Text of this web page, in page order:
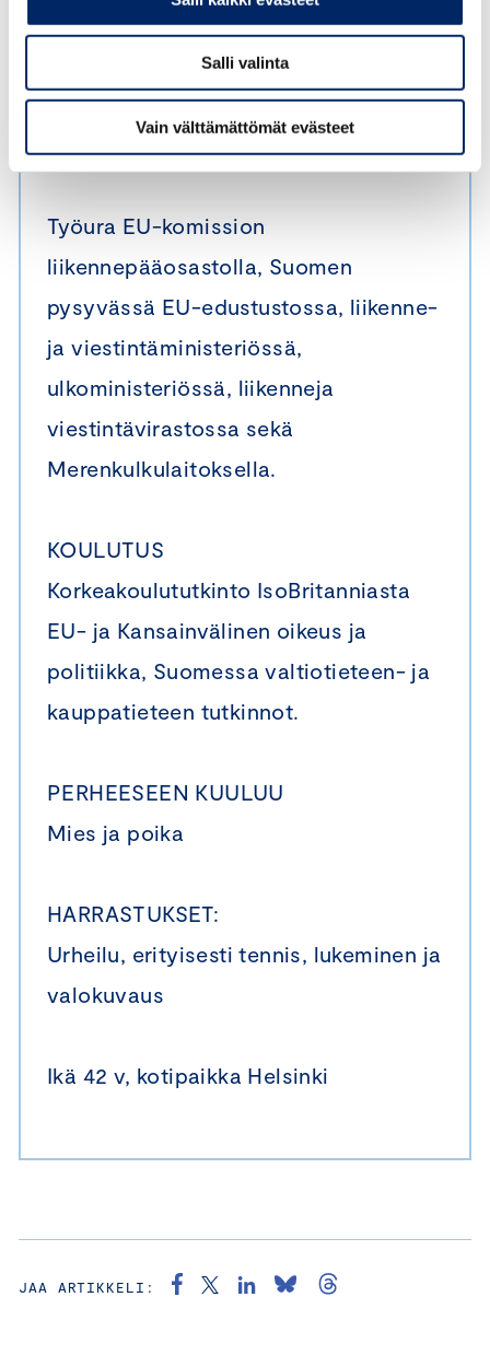
Salli valinta
Vain välttämättömät evästeet
Keskuskauppakamarin johtaja
liikenne- ja elinkeinopolitiikan
Työura EU-komission
liikennepääosastolla, Suomen
pysyvässä EU-edustustossa, liikenne-
ja viestintäministeriössä,
ulkoministeriössä, liikenneja
viestintävirastossa sekä
Merenkulkulaitoksella.
KOULUTUS
Korkeakoulututkinto IsoBritanniasta
EU- ja Kansainvälinen oikeus ja
politiikka, Suomessa valtiotieteen- ja
kauppatieteen tutkinnot.
PERHEESEEN KUULUU
Mies ja poika
HARRASTUKSET:
Urheilu, erityisesti tennis, lukeminen ja
valokuvaus
Ikä 42 v, kotipaikka Helsinki
JAA ARTIKKELI: